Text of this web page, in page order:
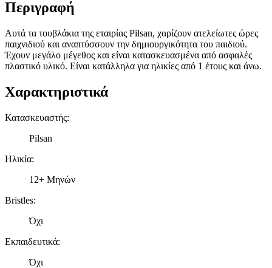
Περιγραφή
Αυτά τα τουβλάκια της εταιρίας Pilsan, χαρίζουν ατελείωτες ώρες
παιχνιδιού και αναπτύσσουν την δημιουργικότητα του παιδιού.
Έχουν μεγάλο μέγεθος και είναι κατασκευασμένα από ασφαλές
πλαστικό υλικό. Είναι κατάλληλα για ηλικίες από 1 έτους και άνω.
Χαρακτηριστικά
Κατασκευαστής:
Pilsan
Ηλικία:
12+ Μηνών
Bristles:
Όχι
Εκπαιδευτικά:
Όχι